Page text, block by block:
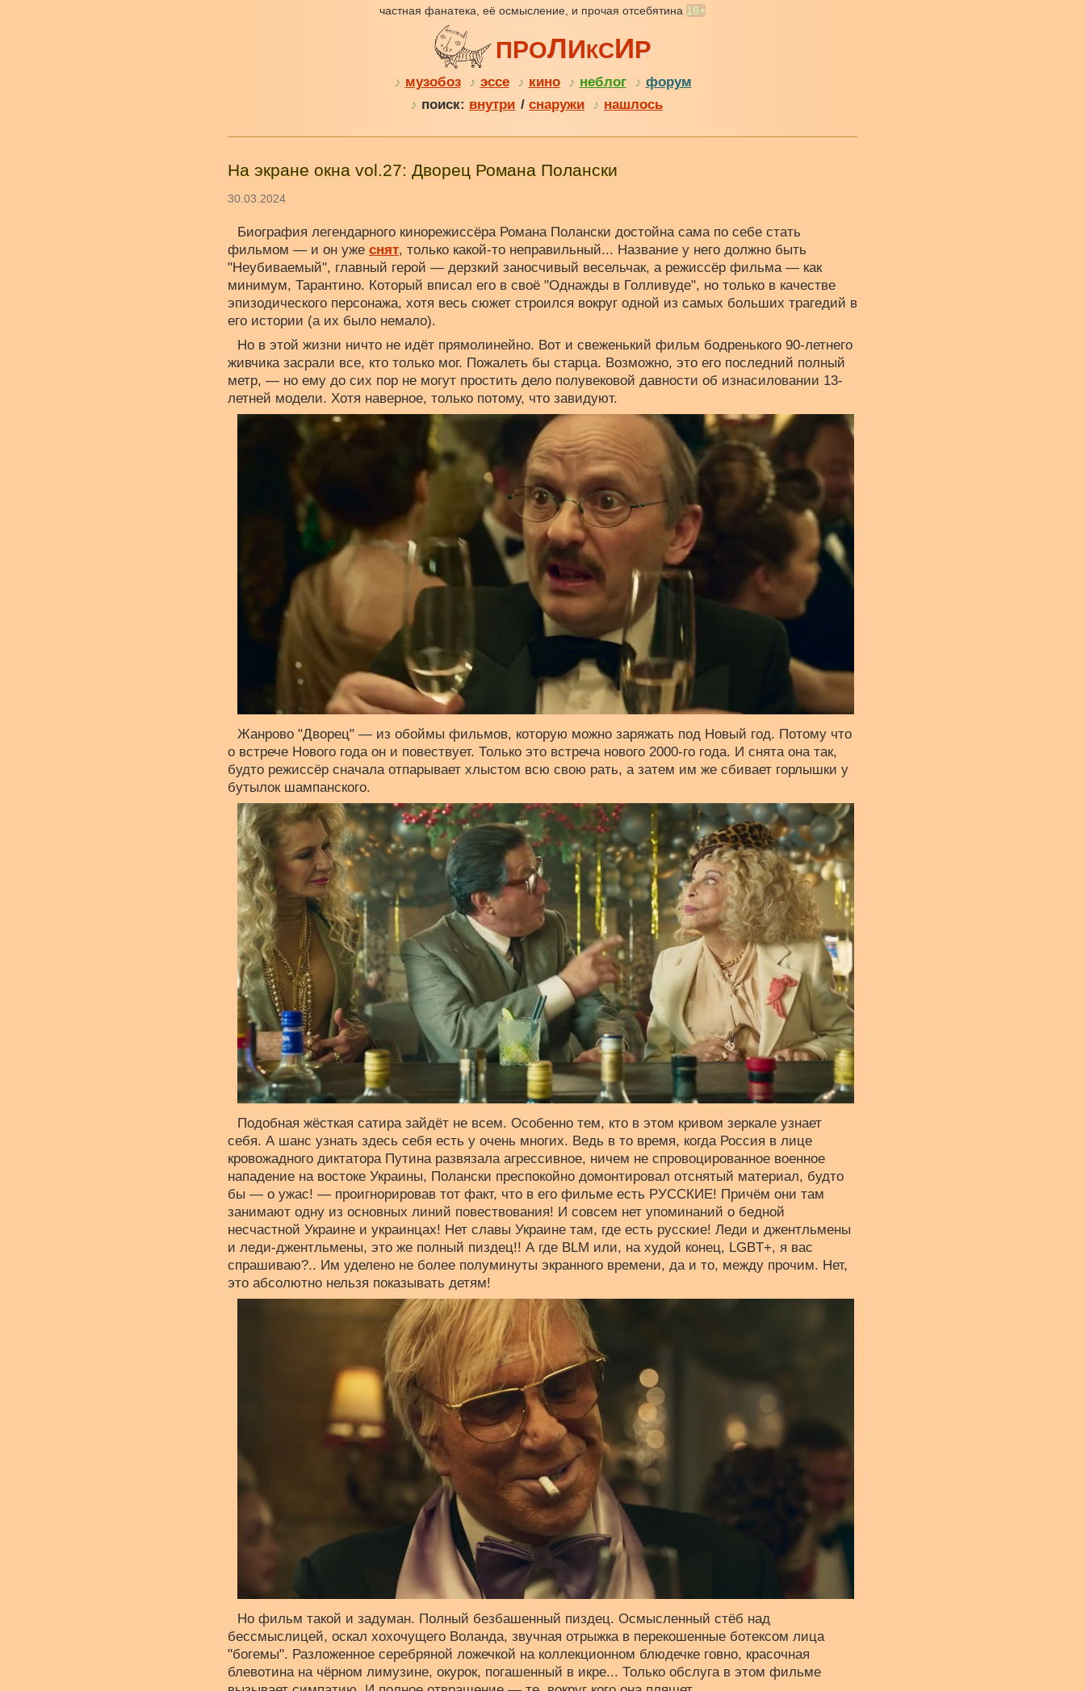
частная фанатека, её осмысление, и прочая отсебятина 18+
ПРОЛИКСИР
♪ музобоз ♪ эссе ♪ кино ♪ неблог ♪ форум
♪ поиск: внутри / снаружи ♪ нашлось
На экране окна vol.27: Дворец Романа Полански
30.03.2024
Биография легендарного кинорежиссёра Романа Полански достойна сама по себе стать
фильмом — и он уже снят, только какой-то неправильный... Название у него должно быть
"Неубиваемый", главный герой — дерзкий заносчивый весельчак, а режиссёр фильма — как
минимум, Тарантино. Который вписал его в своё "Однажды в Голливуде", но только в качестве
эпизодического персонажа, хотя весь сюжет строился вокруг одной из самых больших трагедий в
его истории (а их было немало).
Но в этой жизни ничто не идёт прямолинейно. Вот и свеженький фильм бодренького 90-летнего
живчика засрали все, кто только мог. Пожалеть бы старца. Возможно, это его последний полный
метр, — но ему до сих пор не могут простить дело полувековой давности об изнасиловании 13-
летней модели. Хотя наверное, только потому, что завидуют.
Жанрово "Дворец" — из обоймы фильмов, которую можно заряжать под Новый год. Потому что
о встрече Нового года он и повествует. Только это встреча нового 2000-го года. И снята она так,
будто режиссёр сначала отпарывает хлыстом всю свою рать, а затем им же сбивает горлышки у
бутылок шампанского.
Подобная жёсткая сатира зайдёт не всем. Особенно тем, кто в этом кривом зеркале узнает
себя. А шанс узнать здесь себя есть у очень многих. Ведь в то время, когда Россия в лице
кровожадного диктатора Путина развязала агрессивное, ничем не спровоцированное военное
нападение на востоке Украины, Полански преспокойно домонтировал отснятый материал, будто
бы — о ужас! — проигнорировав тот факт, что в его фильме есть РУССКИЕ! Причём они там
занимают одну из основных линий повествования! И совсем нет упоминаний о бедной
несчастной Украине и украинцах! Нет славы Украине там, где есть русские! Леди и джентльмены
и леди-джентльмены, это же полный пиздец!! А где BLM или, на худой конец, LGBT+, я вас
спрашиваю?.. Им уделено не более полуминуты экранного времени, да и то, между прочим. Нет,
это абсолютно нельзя показывать детям!
Но фильм такой и задуман. Полный безбашенный пиздец. Осмысленный стёб над
бессмыслицей, оскал хохочущего Воланда, звучная отрыжка в перекошенные ботексом лица
"богемы". Разложенное серебряной ложечкой на коллекционном блюдечке говно, красочная
блевотина на чёрном лимузине, окурок, погашенный в икре... Только обслуга в этом фильме